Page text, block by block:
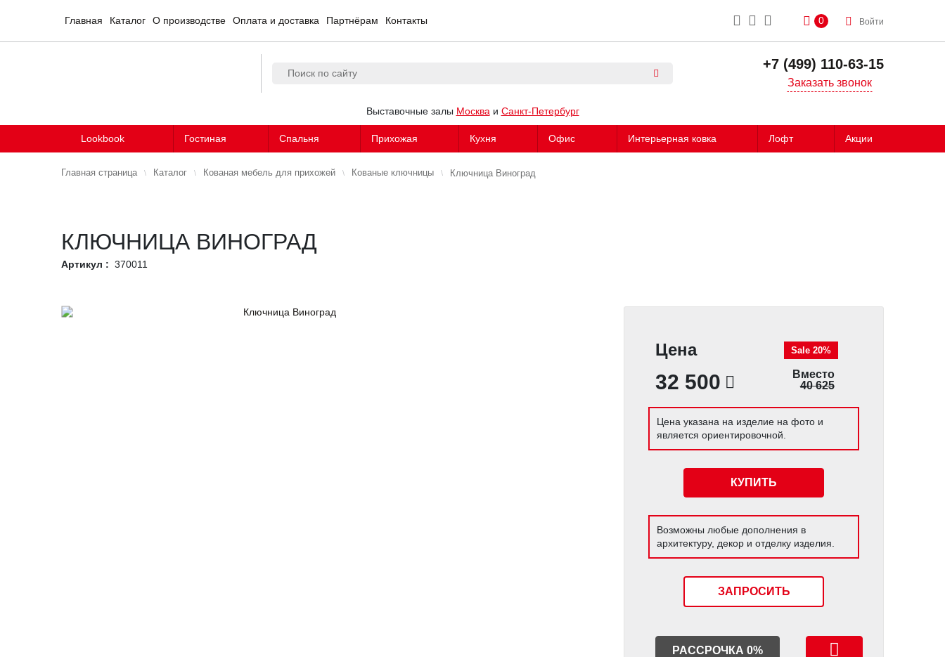
Главная Каталог О производстве Оплата и доставка Партнёрам Контакты 0 Войти
+7 (499) 110-63-15
Заказать звонок
Выставочные залы Москва и Санкт-Петербург
Lookbook Гостиная Спальня Прихожая Кухня Офис Интерьерная ковка Лофт Акции
Главная страница Каталог Кованая мебель для прихожей Кованые ключницы Ключница Виноград
КЛЮЧНИЦА ВИНОГРАД
Артикул : 370011
Цена
32 500
Sale 20%
Вместо
40 625
Цена указана на изделие на фото и
является ориентировочной.
КУПИТЬ
Возможны любые дополнения в
архитектуру, декор и отделку изделия.
ЗАПРОСИТЬ
РАССРОЧКА 0%